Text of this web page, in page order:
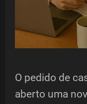
O pedido de
aberto uma